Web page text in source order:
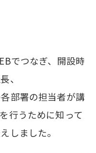
でつなぎ、開設時
、
部署の担当者が講
行うために知って
しました。